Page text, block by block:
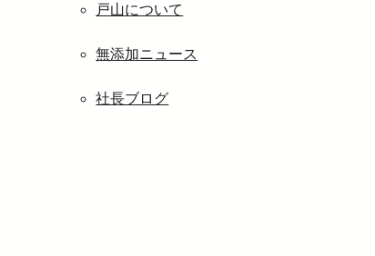
戸山について
無添加ニュース
社長ブログ